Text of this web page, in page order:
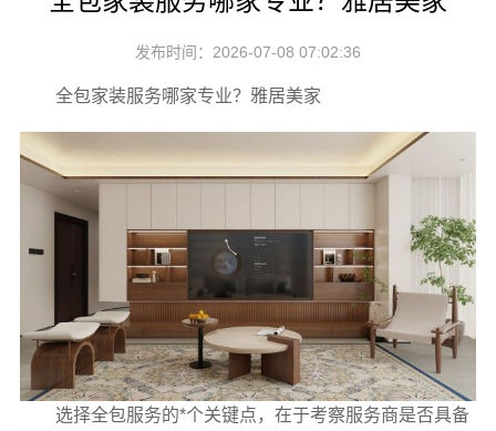
发布时间：2026-07-08 07:02:36
全包家装服务哪家专业？雅居美家
选择全包服务的*个关键点，在于考察服务商是否具备